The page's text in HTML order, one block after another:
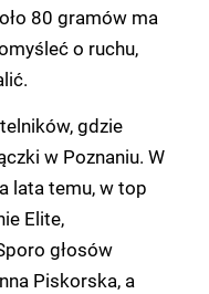
80 gramów ma
o ruchu,
gdzie
w Poznaniu. W
lata temu, w top
Elite,
głosów
Piskorska, a